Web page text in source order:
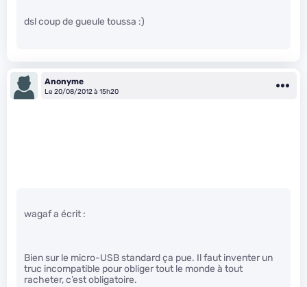
dsl coup de gueule toussa :)
Anonyme
Le 20/08/2012 à 15h20
wagaf a écrit :
Bien sur le micro-USB standard ça pue. Il faut inventer un
truc incompatible pour obliger tout le monde à tout
racheter, c’est obligatoire.